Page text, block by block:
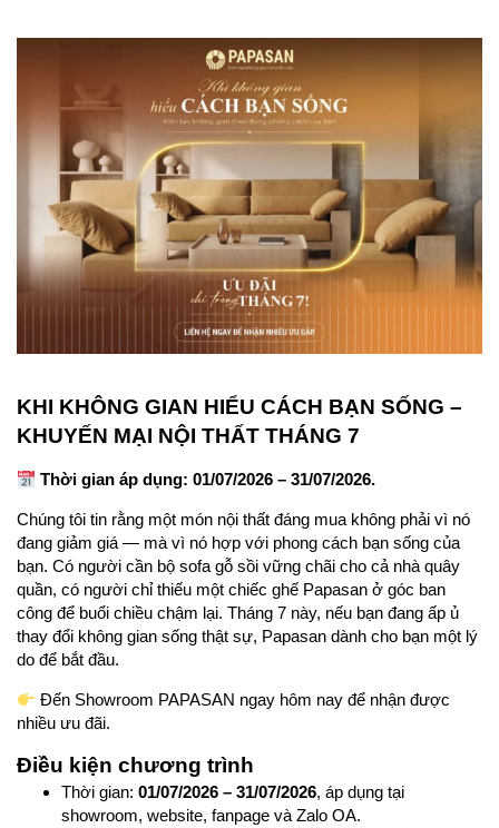
KHI KHÔNG GIAN HIỂU CÁCH BẠN SỐNG –
KHUYẾN MẠI NỘI THẤT THÁNG 7
Thời gian áp dụng: 01/07/2026 – 31/07/2026.
Chúng tôi tin rằng một món nội thất đáng mua không phải vì nó
đang giảm giá — mà vì nó hợp với phong cách bạn sống của
bạn. Có người cần bộ sofa gỗ sồi vững chãi cho cả nhà quây
quần, có người chỉ thiếu một chiếc ghế Papasan ở góc ban
công để buổi chiều chậm lại. Tháng 7 này, nếu bạn đang ấp ủ
thay đổi không gian sống thật sự, Papasan dành cho bạn một lý
do để bắt đầu.
Đến Showroom PAPASAN ngay hôm nay để nhận được
nhiều ưu đãi.
Điều kiện chương trình
Thời gian: 01/07/2026 – 31/07/2026, áp dụng tại
showroom, website, fanpage và Zalo OA.